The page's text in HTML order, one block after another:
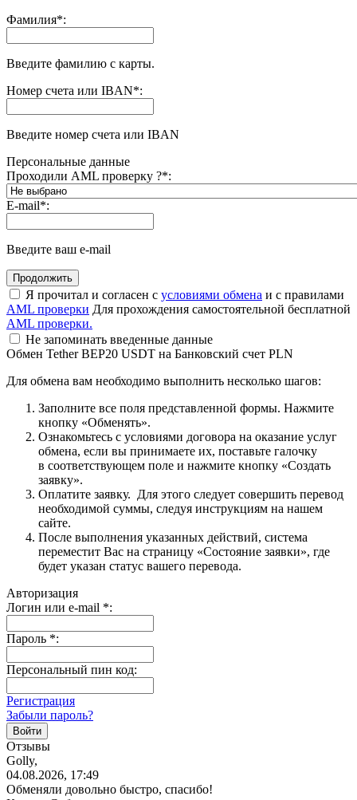
Фамилия*:
Введите фамилию с карты.
Номер счета или IBAN*:
Введите номер счета или IBAN
Персональные данные
Проходили AML проверку ?*:
E-mail*:
Введите ваш e-mail
Я прочитал и согласен с условиями обмена и с правилами
AML проверки Для прохождения самостоятельной бесплатной
AML проверки.
Не запоминать введенные данные
Обмен Tether BEP20 USDT на Банковский счет PLN
Для обмена вам необходимо выполнить несколько шагов:
Заполните все поля представленной формы. Нажмите
кнопку «Обменять».
Ознакомьтесь с условиями договора на оказание услуг
обмена, если вы принимаете их, поставьте галочку
в соответствующем поле и нажмите кнопку «Создать
заявку».
Оплатите заявку. Для этого следует совершить перевод
необходимой суммы, следуя инструкциям на нашем
сайте.
После выполнения указанных действий, система
переместит Вас на страницу «Состояние заявки», где
будет указан статус вашего перевода.
Авторизация
Логин или e-mail *:
Пароль *:
Персональный пин код:
Регистрация
Забыли пароль?
Отзывы
Golly,
04.08.2026, 17:49
Обменяли довольно быстро, спасибо!